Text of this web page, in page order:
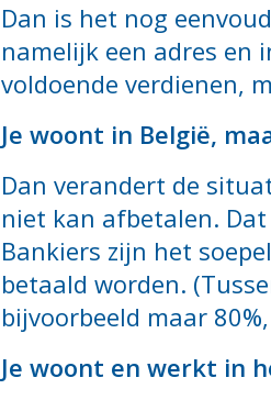
Dan is het nog
namelijk een adres en
voldoende verdienen,
Je woont in België,
Dan verandert de
niet kan afbetalen.
Bankiers zijn het
betaald worden.
bijvoorbeeld maar
Je woont en werkt in